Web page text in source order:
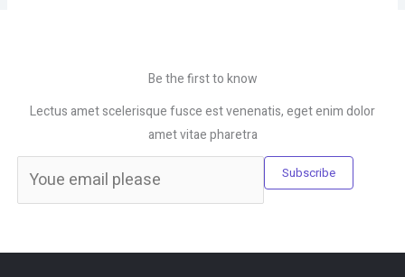
Be the first to know
Lectus amet scelerisque fusce est venenatis, eget enim dolor
amet vitae pharetra
Subscribe